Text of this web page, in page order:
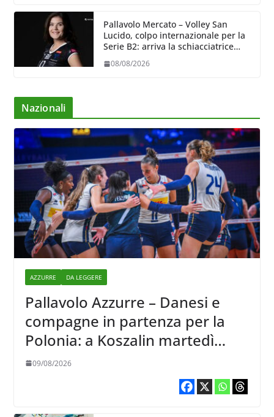
Pallavolo Mercato – Volley San
Lucido, colpo internazionale per la
Serie B2: arriva la schiacciatrice
08/08/2026
Nazionali
AZZURRE DA LEGGERE
Pallavolo Azzurre – Danesi e
compagne in partenza per la
Polonia: a Koszalin martedì
giocano contro la Francia
09/08/2026